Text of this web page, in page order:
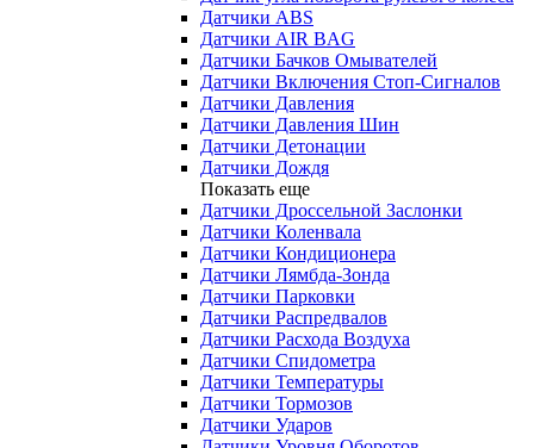
Датчики ABS
Датчики AIR BAG
Датчики Бачков Омывателей
Датчики Включения Стоп-Сигналов
Датчики Давления
Датчики Давления Шин
Датчики Детонации
Датчики Дождя
Показать еще
Датчики Дроссельной Заслонки
Датчики Коленвала
Датчики Кондиционера
Датчики Лямбда-Зонда
Датчики Парковки
Датчики Распредвалов
Датчики Расхода Воздуха
Датчики Спидометра
Датчики Температуры
Датчики Тормозов
Датчики Ударов